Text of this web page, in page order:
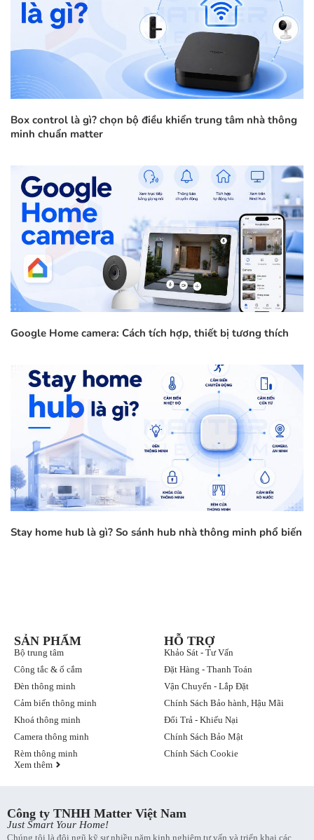
Box control là gì? chọn bộ điều khiển trung tâm nhà thông
minh chuẩn matter
Google Home camera: Cách tích hợp, thiết bị tương thích
Stay home hub là gì? So sánh hub nhà thông minh phổ biến
HỖ TRỢ
Khảo Sát - Tư Vấn
Đặt Hàng - Thanh Toán
Vận Chuyển - Lắp Đặt
Chính Sách Bảo hành, Hậu Mãi
Đổi Trả - Khiếu Nại
Chính Sách Bảo Mật
Chính Sách Cookie
SẢN PHẨM
Bộ trung tâm
Công tắc & ổ cắm
Đèn thông minh
Cảm biến thông minh
Khoá thông minh
Camera thông minh
Rèm thông minh
Xem thêm
Công ty TNHH Matter Việt Nam
Just Smart Your Home!
Chúng tôi là đội ngũ kỹ sư nhiều năm kinh nghiệm tư vấn và triển khai các